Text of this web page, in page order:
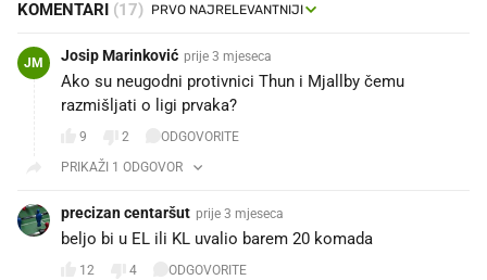
KOMENTARI (17)
JM Josip Marinković prije 3 mjeseca
Ako su neugodni protivnici Thun i Mjallby čemu
razmišljati o ligi prvaka?
9 2
ODGOVORITE
PRIKAŽI 1 ODGOVOR
precizan centaršut prije 3 mjeseca
beljo bi u EL ili KL uvalio barem 20 komada
12 4 ODGOVORITE